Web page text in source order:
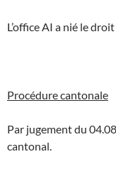
L’office AI a nié le
Procédure cantonale
Par jugement du
cantonal.